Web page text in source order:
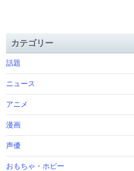
カテゴリー
話題
ニュース
アニメ
漫画
声優
おもちゃ・ホビー